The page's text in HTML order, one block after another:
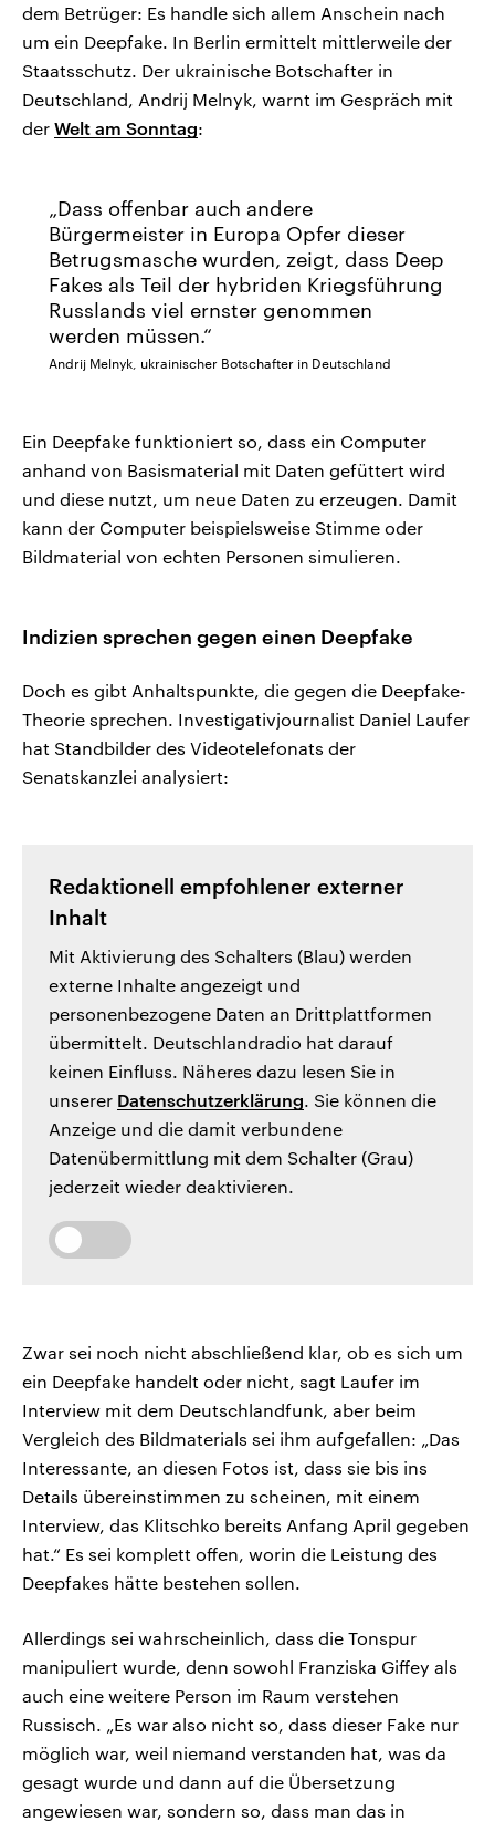
dem Betrüger: Es handle sich allem Anschein nach
um ein Deepfake. In Berlin ermittelt mittlerweile der
Staatsschutz. Der ukrainische Botschafter in
Deutschland, Andrij Melnyk, warnt im Gespräch mit
der Welt am Sonntag:
Dass offenbar auch andere
Bürgermeister in Europa Opfer dieser
Betrugsmasche wurden, zeigt, dass Deep
Fakes als Teil der hybriden Kriegsführung
Russlands viel ernster genommen
werden müssen.
Andrij Melnyk, ukrainischer Botschafter in Deutschland
Ein Deepfake funktioniert so, dass ein Computer
anhand von Basismaterial mit Daten gefüttert wird
und diese nutzt, um neue Daten zu erzeugen. Damit
kann der Computer beispielsweise Stimme oder
Bildmaterial von echten Personen simulieren.
Indizien sprechen gegen einen Deepfake
Doch es gibt Anhaltspunkte, die gegen die Deepfake-
Theorie sprechen. Investigativjournalist Daniel Laufer
hat Standbilder des Videotelefonats der
Senatskanzlei analysiert:
Redaktionell empfohlener externer
Inhalt
Mit Aktivierung des Schalters (Blau) werden
externe Inhalte angezeigt und
personenbezogene Daten an Drittplattformen
übermittelt. Deutschlandradio hat darauf
keinen Einfluss. Näheres dazu lesen Sie in
unserer Datenschutzerklärung. Sie können die
Anzeige und die damit verbundene
Datenübermittlung mit dem Schalter (Grau)
jederzeit wieder deaktivieren.
Zwar sei noch nicht abschließend klar, ob es sich um
ein Deepfake handelt oder nicht, sagt Laufer im
Interview mit dem Deutschlandfunk, aber beim
Vergleich des Bildmaterials sei ihm aufgefallen: „Das
Interessante, an diesen Fotos ist, dass sie bis ins
Details übereinstimmen zu scheinen, mit einem
Interview, das Klitschko bereits Anfang April gegeben
hat.“ Es sei komplett offen, worin die Leistung des
Deepfakes hätte bestehen sollen.
Allerdings sei wahrscheinlich, dass die Tonspur
manipuliert wurde, denn sowohl Franziska Giffey als
auch eine weitere Person im Raum verstehen
Russisch. „Es war also nicht so, dass dieser Fake nur
möglich war, weil niemand verstanden hat, was da
gesagt wurde und dann auf die Übersetzung
angewiesen war, sondern so, dass man das in